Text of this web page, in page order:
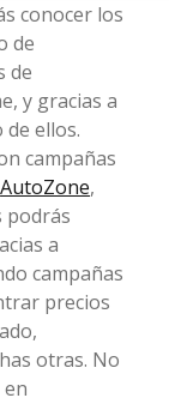
conocer los
de
de
y gracias a
ellos.
campañas
AutoZone,
podrás
a
campañas
precios
otras. No